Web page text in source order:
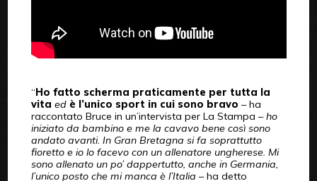
“ Ho fatto scherma praticamente per tutta la
vita ed è l’unico sport in cui sono bravo – ha
raccontato Bruce in un’intervista per La Stampa –ho
iniziato da bambino e me la cavavo bene così sono
andato avanti. In Gran Bretagna si fa soprattutto
fioretto e io lo facevo con un allenatore ungherese. Mi
sono allenato un po’ dappertutto, anche in Germania,
l’unico posto che mi manca è l’Italia – ha detto